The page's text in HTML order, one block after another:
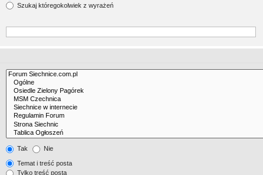
Szukaj któregokolwiek z wyrażeń
Tak Nie
Temat i treść posta
Tylko treść posta